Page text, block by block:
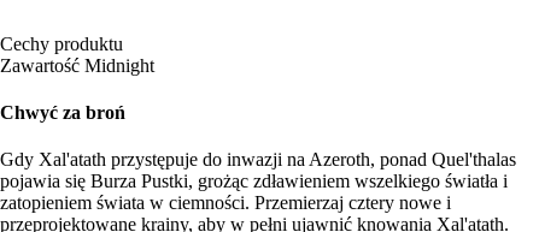
Cechy produktu
Zawartość Midnight
Chwyć za broń
Gdy Xal'atath przystępuje do inwazji na Azeroth, ponad Quel'thalas
pojawia się Burza Pustki, grożąc zdławieniem wszelkiego światła i
zatopieniem świata w ciemności. Przemierzaj cztery nowe i
przeprojektowane krainy, aby w pełni ujawnić knowania Xal'atath.